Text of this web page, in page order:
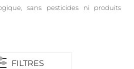
sans pesticides ni produits
FILTRES